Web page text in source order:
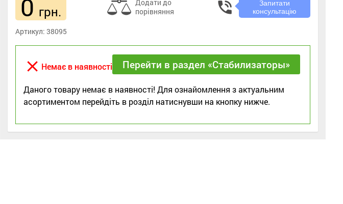
0 грн.
Додати до
порівняння
phone_in_talk
Запитати
консультацію
Артикул: 38095
close Немає в наявності Перейти в раздел «Стабилизаторы»
Даного товару немає в наявності! Для ознайомлення з актуальним
асортиментом перейдіть в розділ натиснувши на кнопку нижче.